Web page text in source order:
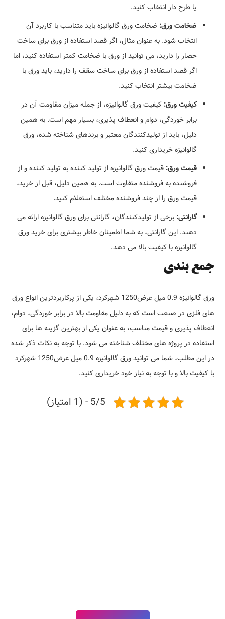
یا طرح دار انتخاب کنید.
ضخامت ورق: ضخامت ورق گالوانیزه باید متناسب با کاربرد آن
انتخاب شود. به عنوان مثال، اگر قصد استفاده از ورق برای ساخت
حصار را دارید، می توانید از ورق با ضخامت کمتر استفاده کنید، اما
اگر قصد استفاده از ورق برای ساخت سقف را دارید، باید ورق با
ضخامت بیشتر انتخاب کنید.
کیفیت ورق: کیفیت ورق گالوانیزه، از جمله میزان مقاومت آن در
برابر خوردگی، دوام و انعطاف پذیری، بسیار مهم است. به همین
دلیل، باید از تولیدکنندگان معتبر و برندهای شناخته شده، ورق
گالوانیزه خریداری کنید.
قیمت ورق: قیمت ورق گالوانیزه از تولید کننده به تولید کننده و از
فروشنده به فروشنده متفاوت است. به همین دلیل، قبل از خرید،
قیمت ورق را از چند فروشنده مختلف استعلام کنید.
گارانتی: برخی از تولیدکنندگان، گارانتی برای ورق گالوانیزه ارائه می
دهند. این گارانتی، به شما اطمینان خاطر بیشتری برای خرید ورق
گالوانیزه با کیفیت بالا می دهد.
جمع بندی
ورق گالوانیزه 0.9 میل عرض1250 شهرکرد، یکی از پرکاربردترین انواع ورق
های فلزی در صنعت است که به دلیل مقاومت بالا در برابر خوردگی، دوام،
انعطاف پذیری و قیمت مناسب، به عنوان یکی از بهترین گزینه ها برای
استفاده در پروژه های مختلف شناخته می شود. با توجه به نکات ذکر شده
در این مطلب، شما می توانید ورق گالوانیزه 0.9 میل عرض1250 شهرکرد
با کیفیت بالا و با توجه به نیاز خود خریداری کنید.
5/5 - (1 امتیاز)